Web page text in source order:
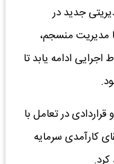
جدید در
مدیریت منسجم،
ادامه یابد تا
در تعامل با
کارآمدی سرمایه